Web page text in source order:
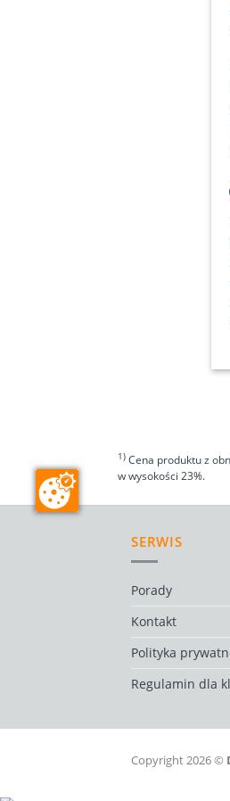
1) Cena produktu z
w wysokości 23%.
SERWIS
Porady
Kontakt
Polityka
Regulamin dla
Copyright 2026 ©